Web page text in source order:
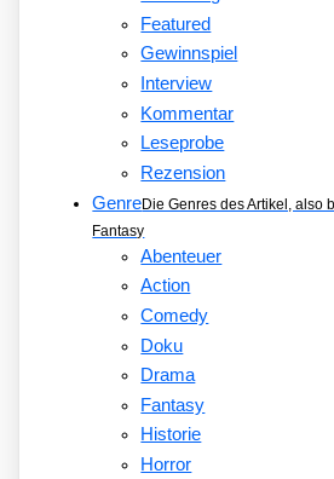
Featured
Gewinnspiel
Interview
Kommentar
Leseprobe
Rezension
GenreDie Genres des Artikel, also
Fantasy
Abenteuer
Action
Comedy
Doku
Drama
Fantasy
Historie
Horror